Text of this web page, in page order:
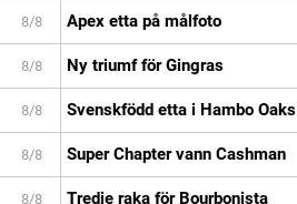
8/8 Apex etta på målfoto
8/8 Ny triumf för Gingras
8/8 Svenskfödd etta i Hambo Oaks
8/8 Super Chapter vann Cashman
8/8 Tredje raka för Bourbonista